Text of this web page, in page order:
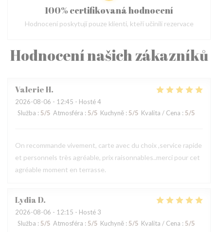
Hodnocení našich zákazníků
ValerieH
2026-08-06 - 12:45 - Hosté 4
Služba : 5/5 Atmosféra : 5/5 Kuchyně : 5/5 Kvalita / Cena : 5/5
On recommande vivement, carte avec du choix ,service rapide
et personnels très agréable, prix raisonnables..merci pour cet
agréable moment en terrasse.
LydiaD
2026-08-06 - 12:15 - Hosté 3
Služba : 5/5 Atmosféra : 5/5 Kuchyně : 5/5 Kvalita / Cena : 5/5
100% certifikovaná hodnocení
Hodnocení poskytují pouze klienti, kteří učinili rezervace